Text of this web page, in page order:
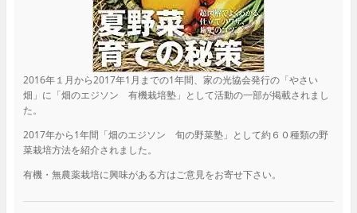
2016年１月から2017年1月までの1年間、家の光協会発行の「やさい
畑」に「畑のエジソン 有機栽培塾」として活動の一部が掲載されまし
た。
2017年から1年間「畑のエジソン 旬の野菜塾」として約６０種類の野
菜栽培方法を紹介されました。
有機・無農薬栽培に興味がある方はご意見をお寄せ下さい。